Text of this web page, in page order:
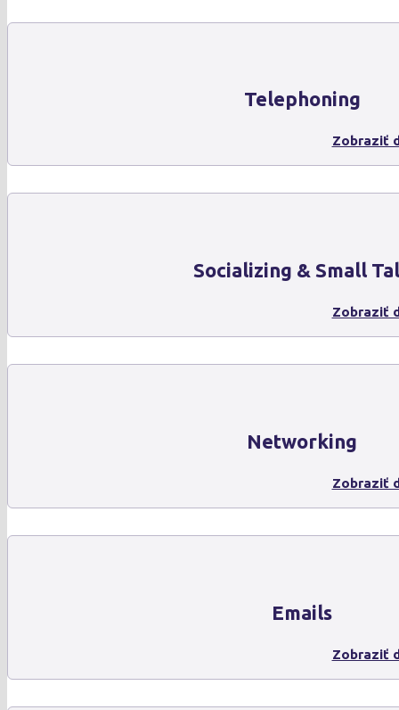
Telephoning
Zobraziť
Socializing & Small
Zobraziť
Networking
Zobraziť
Emails
Zobraziť